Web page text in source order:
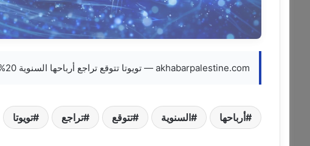
akhabarpalestine.com — تويوتا تتوقع تراجع أرباحها السنوية 20% بسبب حرب إيران
أرباحها السنوية تتوقع تراجع تويوتا